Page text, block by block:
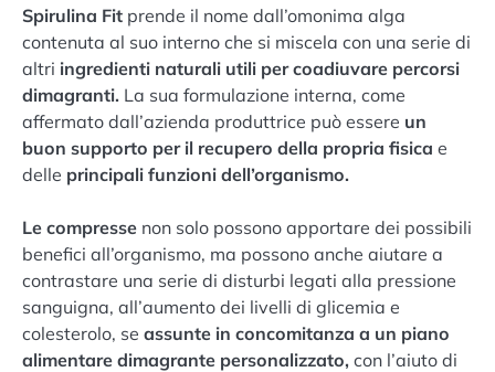
Spirulina Fit prende il nome dall’omonima alga
contenuta al suo interno che si miscela con una serie di
altri ingredienti naturali utili per coadiuvare percorsi
dimagranti. La sua formulazione interna, come
affermato dall’azienda produttrice può essere un
buon supporto per il recupero della propria fisica e
delle principali funzioni dell’organismo.
Le compresse non solo possono apportare dei possibili
benefici all’organismo, ma possono anche aiutare a
contrastare una serie di disturbi legati alla pressione
sanguigna, all’aumento dei livelli di glicemia e
colesterolo, se assunte in concomitanza a un piano
alimentare dimagrante personalizzato, con l’aiuto di